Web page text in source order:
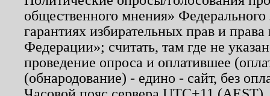
общественного мнения»
гарантиях избирательных прав и
Федерации»; считать, там где не
проведение опроса и оплатившее
(обнародование) - едино - сайт, без